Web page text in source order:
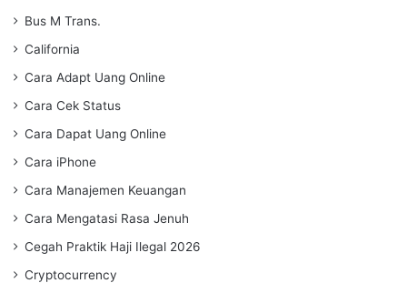
Bus M Trans.
California
Cara Adapt Uang Online
Cara Cek Status
Cara Dapat Uang Online
Cara iPhone
Cara Manajemen Keuangan
Cara Mengatasi Rasa Jenuh
Cegah Praktik Haji Ilegal 2026
Cryptocurrency